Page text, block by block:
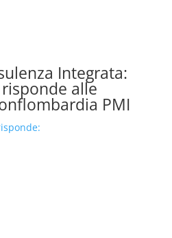
Integrata:
alle
PMI